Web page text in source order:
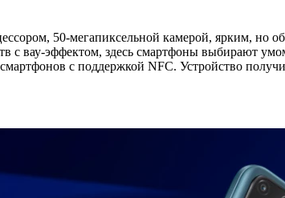
50-мегапиксельной камерой, ярким, но
с вау-эффектом, здесь смартфоны выбирают
с поддержкой NFC. Устройство